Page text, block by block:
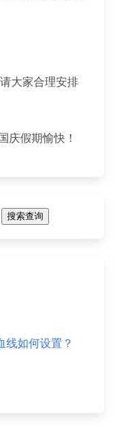
大家合理安排
庆假期愉快！
搜索查询
线如何设置？